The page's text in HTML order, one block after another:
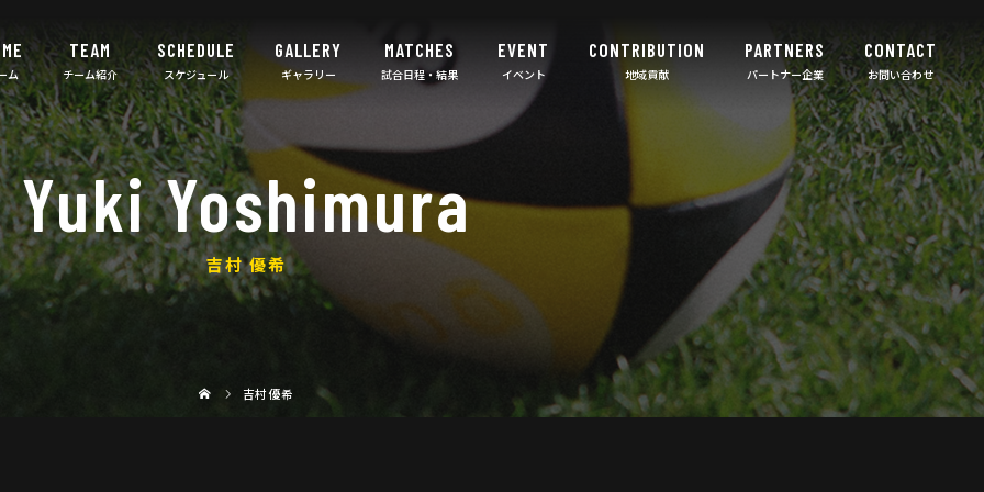
TEAM SCHEDULE GALLERY MATCHES EVENT CONTRIBUTION PARTNERS CONTACT
Yuki Yoshimura
吉村 優希
吉村 優希